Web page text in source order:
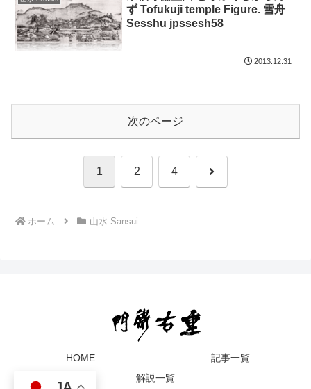
ず Tofukuji temple Figure. 雪舟
Sesshu jpssesh58
2013.12.31
次のページ
1 2 4 次
ホーム 山水 Sansui
HOME
記事一覧
解説一覧